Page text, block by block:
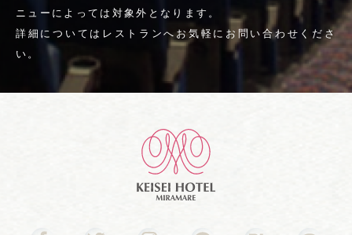
ニューによっては対象外となります。
詳細についてはレストランへお気軽にお問い合わせくださ
い。